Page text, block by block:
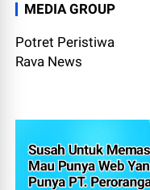
MEDIA GROUP
Potret Peristiwa
Rava News